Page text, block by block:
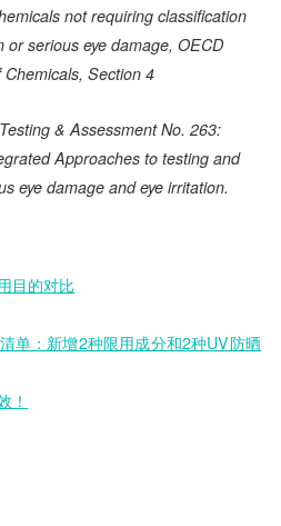
not requiring classification
or serious eye damage, OECD
Section 4
& Assessment No. 263:
Approaches to testing and
eye damage and eye irritation.
目的对比
单：新增2种限用成分和2种UV防晒
！